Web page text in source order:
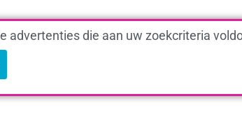
advertenties die aan uw zoekcriteria